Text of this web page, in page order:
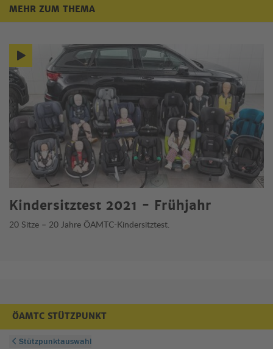
MEHR ZUM THEMA
Kindersitztest 2021 - Frühjahr
20 Sitze – 20 Jahre ÖAMTC-Kindersitztest.
ÖAMTC STÜTZPUNKT